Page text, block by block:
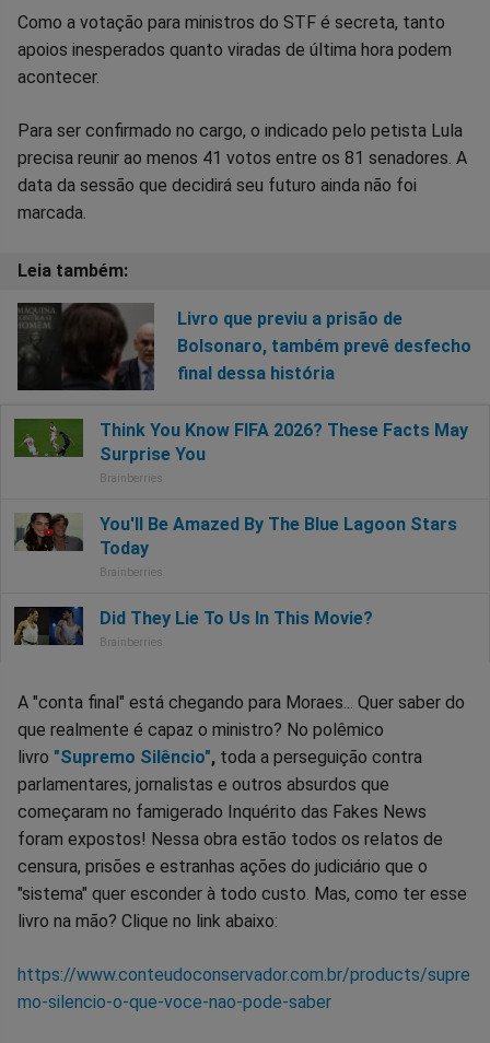
Como a votação para ministros do STF é secreta, tanto
apoios inesperados quanto viradas de última hora podem
acontecer.
Para ser confirmado no cargo, o indicado pelo petista Lula
precisa reunir ao menos 41 votos entre os 81 senadores. A
data da sessão que decidirá seu futuro ainda não foi
marcada.
Livro que previu a prisão de
Bolsonaro, também prevê desfecho
final dessa história
A "conta final" está chegando para Moraes... Quer saber do
que realmente é capaz o ministro? No polêmico
livro "Supremo Silêncio", toda a perseguição contra
parlamentares, jornalistas e outros absurdos que
começaram no famigerado Inquérito das Fakes News
foram expostos! Nessa obra estão todos os relatos de
censura, prisões e estranhas ações do judiciário que o
"sistema" quer esconder à todo custo. Mas, como ter esse
livro na mão? Clique no link abaixo:
https://www.conteudoconservador.com.br/products/supre
mo-silencio-o-que-voce-nao-pode-saber